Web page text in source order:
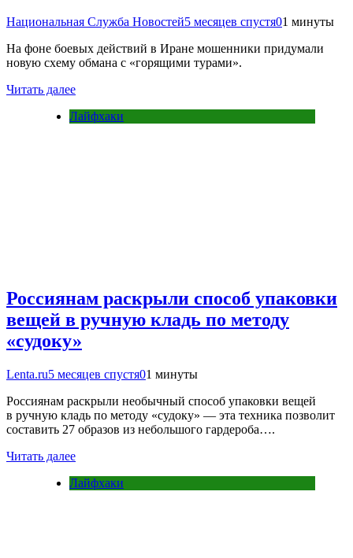
Национальная Служба Новостей5 месяцев спустя01 минуты
На фоне боевых действий в Иране мошенники придумали
новую схему обмана с «горящими турами».
Читать далее
Лайфхаки
Россиянам раскрыли способ упаковки
вещей в ручную кладь по методу
«судоку»
Lenta.ru5 месяцев спустя01 минуты
Россиянам раскрыли необычный способ упаковки вещей
в ручную кладь по методу «судоку» — эта техника позволит
составить 27 образов из небольшого гардероба….
Читать далее
Лайфхаки